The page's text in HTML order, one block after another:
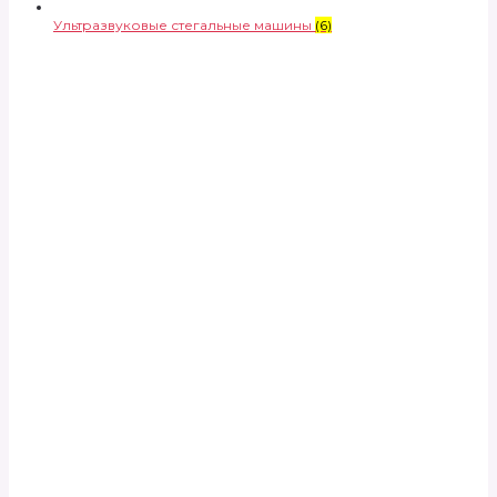
Ультразвуковые стегальные машины (6)